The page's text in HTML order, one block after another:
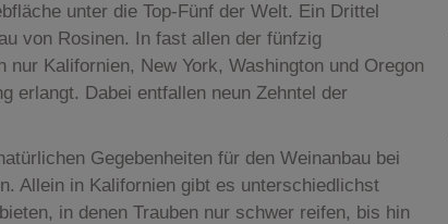
unter die Top-Fünf der Welt. Ein Drittel
von Rosinen. In fast allen der fünfzig
Kalifornien, New York, Washington und Oregon
erlangt. Dabei entfallen neun Zehntel der
Gegebenheiten für den Weinanbau bei
Allein in Kalifornien gibt es unterschiedlichst
in denen Trauben nur schwer reifen, bis hin